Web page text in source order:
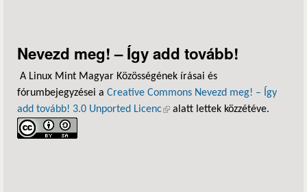
Nevezd meg! – Így add tovább!
A Linux Mint Magyar Közösségének írásai és
fórumbejegyzései a Creative Commons Nevezd meg! – Így
add tovább! 3.0 Unported Licenc(külső hivatkozás)
alatt lettek közzétéve.